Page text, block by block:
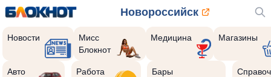
Новороссийск
Новости
Мисс
Блокнот
Медицина Магазины
Авто Работа
Бары